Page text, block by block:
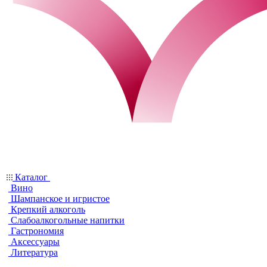
Каталог
Вино
Шампанское и игристое
Крепкий алкоголь
Слабоалкогольные напитки
Гастрономия
Аксессуары
Литература